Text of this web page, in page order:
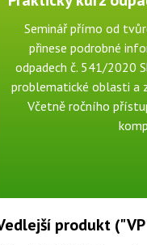
Seminář přímo od
přinese podrobné
odpadech č. 541/2020
problematické oblasti a
Včetně ročního
produkt